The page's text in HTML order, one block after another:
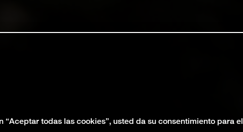
“Aceptar todas las cookies”, usted da su consentimiento para el